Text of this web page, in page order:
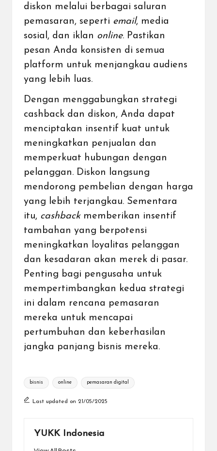
diskon melalui berbagai saluran
pemasaran, seperti email, media
sosial, dan iklan online. Pastikan
pesan Anda konsisten di semua
platform untuk menjangkau audiens
yang lebih luas.
Dengan menggabungkan strategi
cashback dan diskon, Anda dapat
menciptakan insentif kuat untuk
meningkatkan penjualan dan
memperkuat hubungan dengan
pelanggan. Diskon langsung
mendorong pembelian dengan harga
yang lebih terjangkau. Sementara
itu, cashbackmemberikan insentif
tambahan yang berpotensi
meningkatkan loyalitas pelanggan
dan kesadaran akan merek di pasar.
Penting bagi pengusaha untuk
mempertimbangkan kedua strategi
ini dalam rencana pemasaran
mereka untuk mencapai
pertumbuhan dan keberhasilan
jangka panjang bisnis mereka.
Tags:
bisnis online pemasaran digital
Last updated on 21/05/2025
YUKK Indonesia